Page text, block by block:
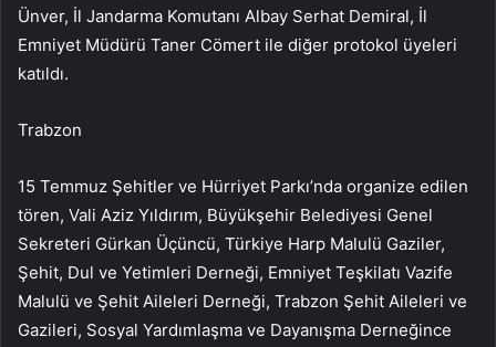
Ünver, İl Jandarma Komutanı Albay Serhat Demiral, İl
Emniyet Müdürü Taner Cömert ile diğer protokol üyeleri
katıldı.
Trabzon
15 Temmuz Şehitler ve Hürriyet Parkı’nda organize edilen
tören, Vali Aziz Yıldırım, Büyükşehir Belediyesi Genel
Sekreteri Gürkan Üçüncü, Türkiye Harp Malulü Gaziler,
Şehit, Dul ve Yetimleri Derneği, Emniyet Teşkilatı Vazife
Malulü ve Şehit Aileleri Derneği, Trabzon Şehit Aileleri ve
Gazileri, Sosyal Yardımlaşma ve Dayanışma Derneğince